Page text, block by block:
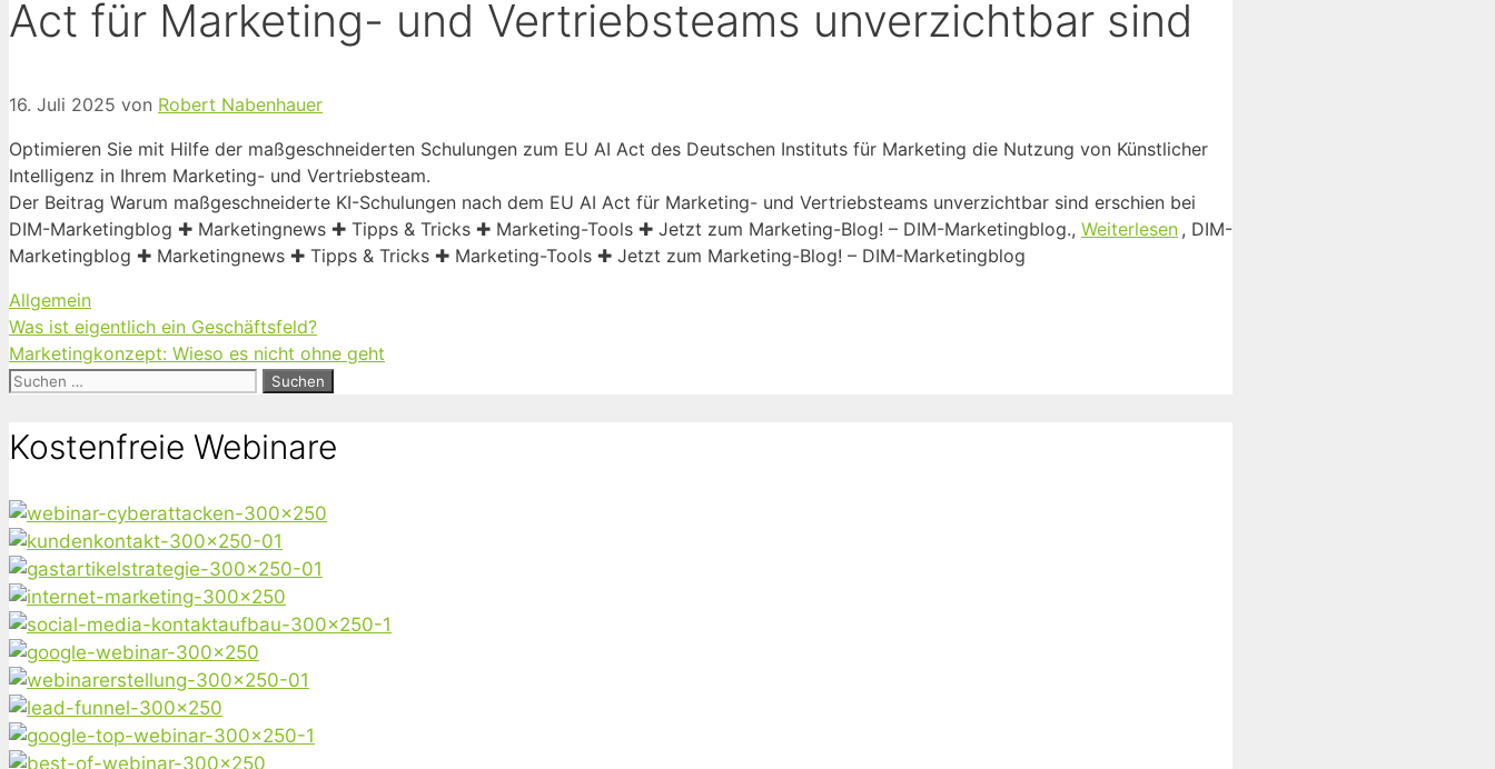
Act für Marketing- und Vertriebsteams unverzichtbar sind
16. Juli 2025 von Robert Nabenhauer
Optimieren Sie mit Hilfe der maßgeschneiderten Schulungen zum EU AI Act des Deutschen Instituts für Marketing die Nutzung von Künstlicher
Intelligenz in Ihrem Marketing- und Vertriebsteam.
Der Beitrag Warum maßgeschneiderte KI-Schulungen nach dem EU AI Act für Marketing- und Vertriebsteams unverzichtbar sind erschien bei
DIM-Marketingblog ✚ Marketingnews ✚ Tipps & Tricks ✚ Marketing-Tools ✚ Jetzt zum Marketing-Blog! – DIM-Marketingblog., Weiterlesen , DIM-
Marketingblog ✚ Marketingnews ✚ Tipps & Tricks ✚ Marketing-Tools ✚ Jetzt zum Marketing-Blog! – DIM-Marketingblog
Kategorien
Allgemein
Was ist eigentlich ein Geschäftsfeld?
Marketingkonzept: Wieso es nicht ohne geht
Suchen
Kostenfreie Webinare